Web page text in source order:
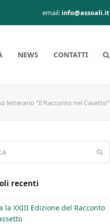
email: info@assoali.it
NEWS CONTATTI
letterario “Il Racconto nel Casetto”
recenti
la XXIII Edizione del Racconto